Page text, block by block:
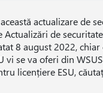
actualizare de
de
8 august 2022,
vi se va oferi din
licențiere ESU,